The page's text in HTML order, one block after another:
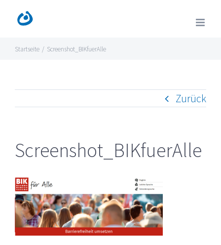
Inhalt
springen
Startseite / Screenshot_BIKfuerAlle
Zurück
Screenshot_BIKfuerAlle